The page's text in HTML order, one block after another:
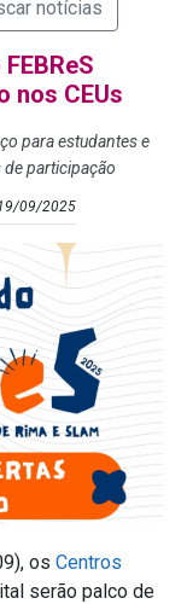
nos CEUs
para estudantes e
participação
09/2025
os Centros
serão palco de